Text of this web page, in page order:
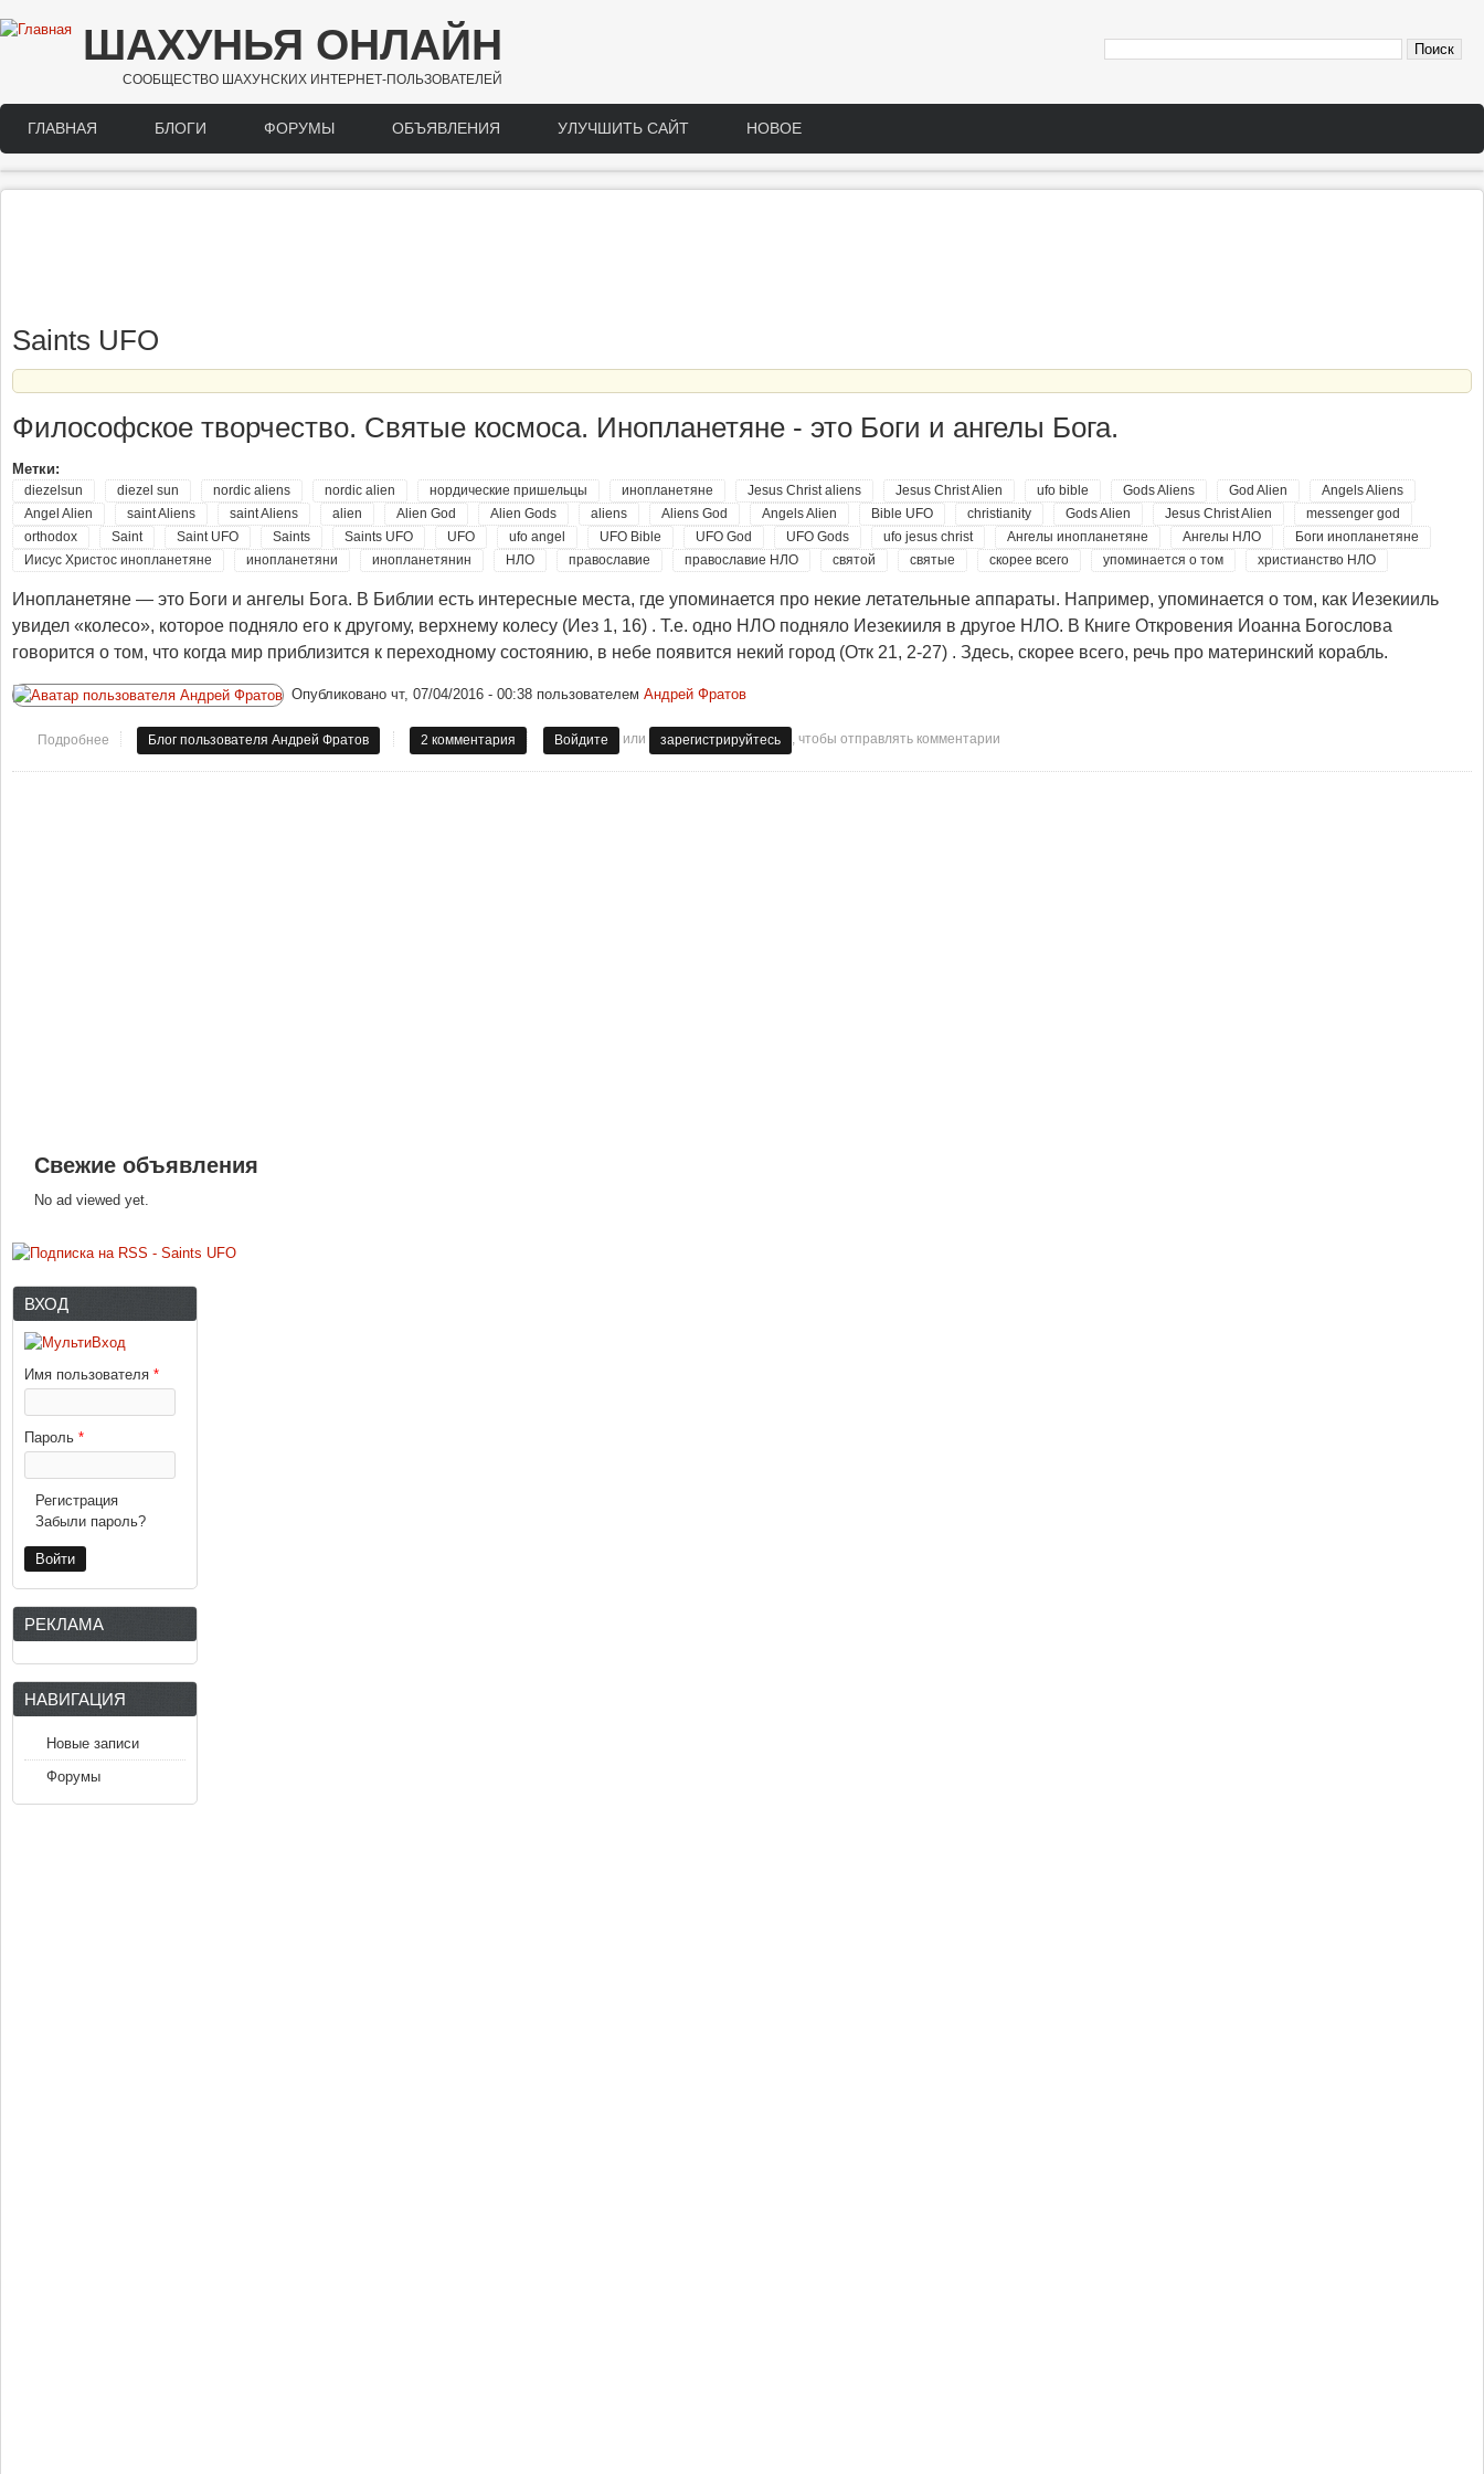
Перейти к основному содержанию
ШАХУНЬЯ ОНЛАЙН
СООБЩЕСТВО ШАХУНСКИХ ИНТЕРНЕТ-ПОЛЬЗОВАТЕЛЕЙ
Main menu
ГЛАВНАЯ БЛОГИ ФОРУМЫ ОБЪЯВЛЕНИЯ УЛУЧШИТЬ САЙТ НОВОЕ
Saints UFO
Философское творчество. Святые космоса. Инопланетяне - это Боги и ангелы Бога.
Метки:
diezelsun diezel sun nordic aliens nordic alien нордические пришельцы инопланетяне Jesus Christ aliens Jesus Christ Alien ufo bible Gods Aliens God Alien
Angels Aliens
Angel Alien
saint Aliens saint Aliens alien Alien God Alien Gods aliens Aliens God Angels Alien Bible UFO christianity Gods Alien Jesus Christ Alien
messenger god
orthodox
Saint Saint UFO Saints Saints UFO UFO ufo angel UFO Bible UFO God UFO Gods ufo jesus christ Ангелы инопланетяне Ангелы НЛО
Боги инопланетяне
Иисус Христос инопланетяне
инопланетяни инопланетянин НЛО православие православие НЛО святой святые скорее всего упоминается о том христианство НЛО
Инопланетяне — это Боги и ангелы Бога. В Библии есть интересные места, где упоминается про некие летательные аппараты. Например, упоминается о том, как Иезекииль
увидел «колесо», которое подняло его к другому, верхнему колесу (Иез 1, 16) . Т.е. одно НЛО подняло Иезекииля в другое НЛО. В Книге Откровения Иоанна Богослова
говорится о том, что когда мир приблизится к переходному состоянию, в небе появится некий город (Отк 21, 2-27) . Здесь, скорее всего, речь про материнский корабль.
Опубликовано чт, 07/04/2016 - 00:38пользователем Андрей Фратов
Подробнее о Философское творчество. Святые космоса. Инопланетяне - это Боги и ангелы Бога.
Блог пользователя Андрей Фратов 2 комментария Войдите или зарегистрируйтесь , чтобы отправлять комментарии
Свежие объявления
No ad viewed yet.
ВХОД
Имя пользователя *
Пароль *
Регистрация
Забыли пароль?
РЕКЛАМА
НАВИГАЦИЯ
Новые записи
Форумы